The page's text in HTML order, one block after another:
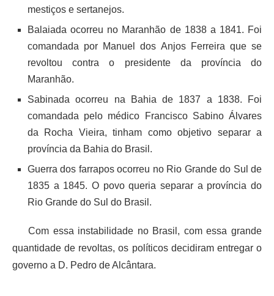
mestiços e sertanejos.
Balaiada ocorreu no Maranhão de 1838 a 1841. Foi
comandada por Manuel dos Anjos Ferreira que se
revoltou contra o presidente da província do
Maranhão.
Sabinada ocorreu na Bahia de 1837 a 1838. Foi
comandada pelo médico Francisco Sabino Álvares
da Rocha Vieira, tinham como objetivo separar a
província da Bahia do Brasil.
Guerra dos farrapos ocorreu no Rio Grande do Sul de
1835 a 1845. O povo queria separar a província do
Rio Grande do Sul do Brasil.
Com essa instabilidade no Brasil, com essa grande
quantidade de revoltas, os políticos decidiram entregar o
governo a D. Pedro de Alcântara.